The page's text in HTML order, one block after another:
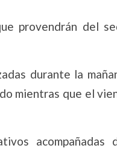
provendrán del
durante la
mientras que el